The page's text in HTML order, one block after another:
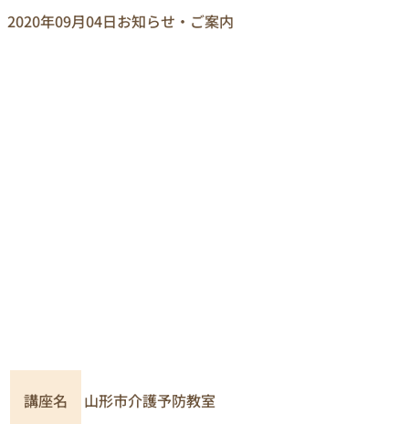
2020年09月04日お知らせ・ご案内
講座名 山形市介護予防教室